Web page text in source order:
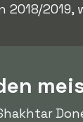
2018/